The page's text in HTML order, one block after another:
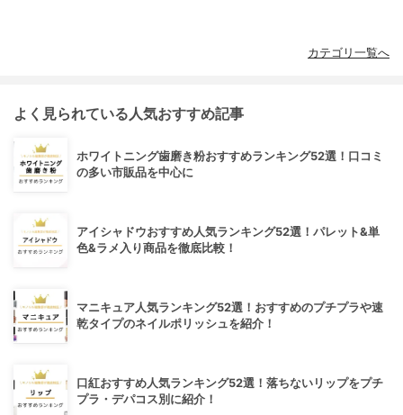
カテゴリ一覧へ
よく見られている人気おすすめ記事
ホワイトニング歯磨き粉おすすめランキング52選！口コミ
の多い市販品を中心に
アイシャドウおすすめ人気ランキング52選！パレット&単
色&ラメ入り商品を徹底比較！
マニキュア人気ランキング52選！おすすめのプチプラや速
乾タイプのネイルポリッシュを紹介！
口紅おすすめ人気ランキング52選！落ちないリップをプチ
プラ・デパコス別に紹介！